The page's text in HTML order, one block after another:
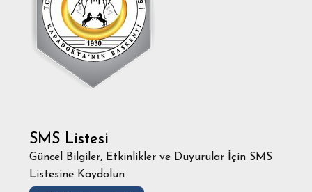
SMS Listesi
Güncel Bilgiler, Etkinlikler ve Duyurular İçin SMS
Listesine Kaydolun